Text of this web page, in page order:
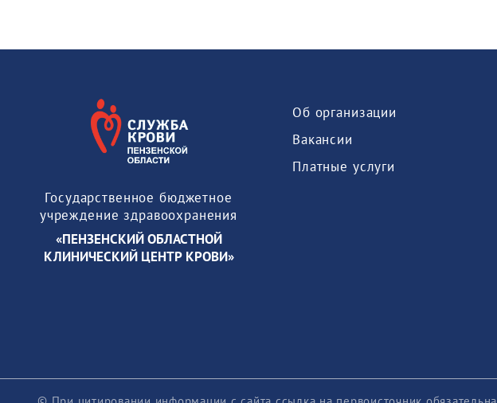
Государственное бюджетное
учреждение здравоохранения
«ПЕНЗЕНСКИЙ ОБЛАСТНОЙ
КЛИНИЧЕСКИЙ ЦЕНТР КРОВИ»
Об организации
Вакансии
Платные услуги